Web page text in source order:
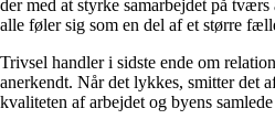
der med at styrke samarbejdet på
alle føler sig som en del af et større
Trivsel handler i sidste ende om
anerkendt. Når det lykkes, smitter det
kvaliteten af arbejdet og byens